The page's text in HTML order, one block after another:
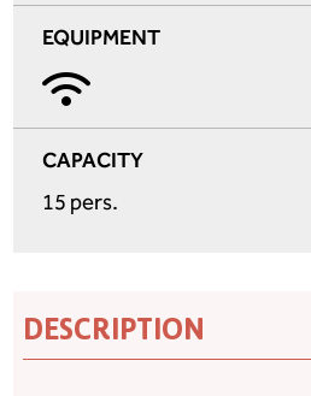
DESCRIPTION
EQUIPMENT
CAPACITY
15 pers.